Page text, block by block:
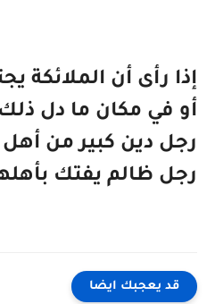
إذا رأى أن الملائكة
أو في مكان ما دل
رجل دين كبير من أهل
رجل ظالم يفتك
قد يعجبك ايضا